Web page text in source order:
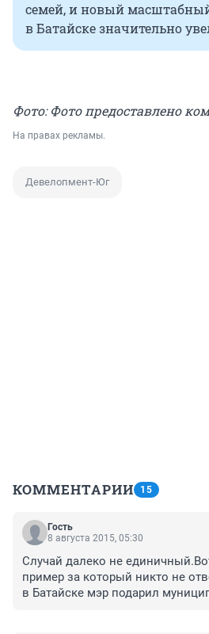
семей, и новый
в Батайске значительно
Фото: Фото предоставлено
На правах рекламы.
Девелопмент-Юг
КОММЕНТАРИИ 15
Гость
8 августа 2015, 05:30
Случай далеко не
пример за который никто не
в Батайске мэр подарил